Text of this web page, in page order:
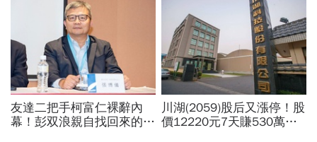
友達二把手柯富仁裸辭內
幕！彭双浪親自找回來的接
川湖(2059)股后又漲停！股
價12220元7天賺530萬…